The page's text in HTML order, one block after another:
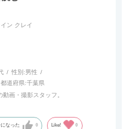
た。回転タイプなので、個人
ン クレイ
性別:男性
都道府県:千葉県
画・撮影スタッフ。
なった 0 Like! 0